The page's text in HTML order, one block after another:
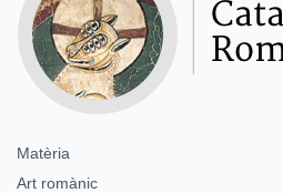
Matèria
Art romànic